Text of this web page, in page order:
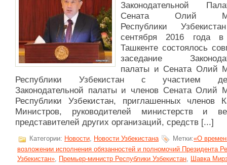
Законодательной
Сената Олий
Республики
сентября 2016 года в
Ташкенте состоялось
заседание
палаты и Сената Олий
Республики Узбекистан с участием
Законодательной палаты и членов Сената Олий
Республики Узбекистан, приглашенных членов
Министров, руководителей министерств и
представителей других организаций, средств [...]
Категории: Новости, Новости Узбекистана Метки:«О
возложении исполнения обязанностей и полномочий Президента
Узбекистан», Премьер-министр Республики Узбекистан, Шавка